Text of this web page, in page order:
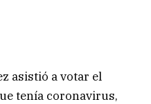
asistió a votar el
tenía coronavirus,